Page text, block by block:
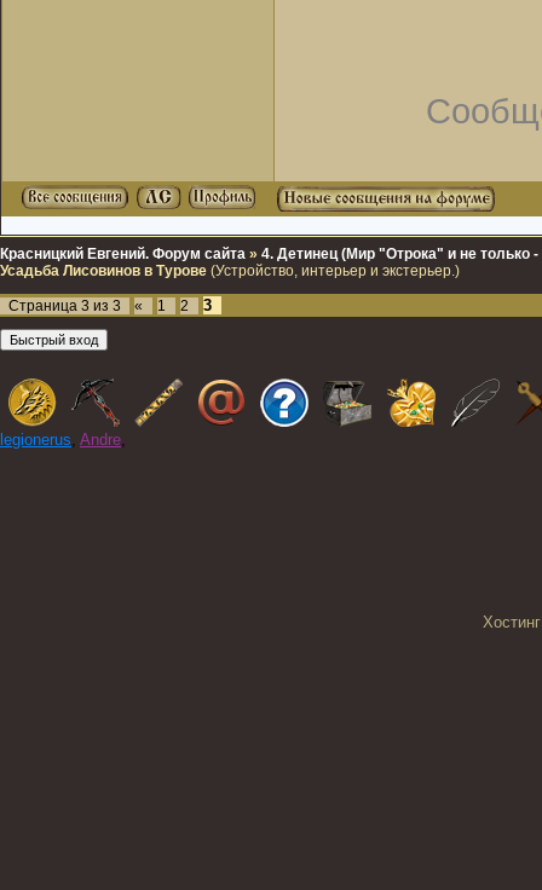
Красницкий Евгений. Форум сайта » 4. Детинец (Мир "Отрока" и не только
Усадьба Лисовинов в Турове (Устройство, интерьер и экстерьер.)
Страница 3 из 3 « 1 2 3
legionerus, Andre,